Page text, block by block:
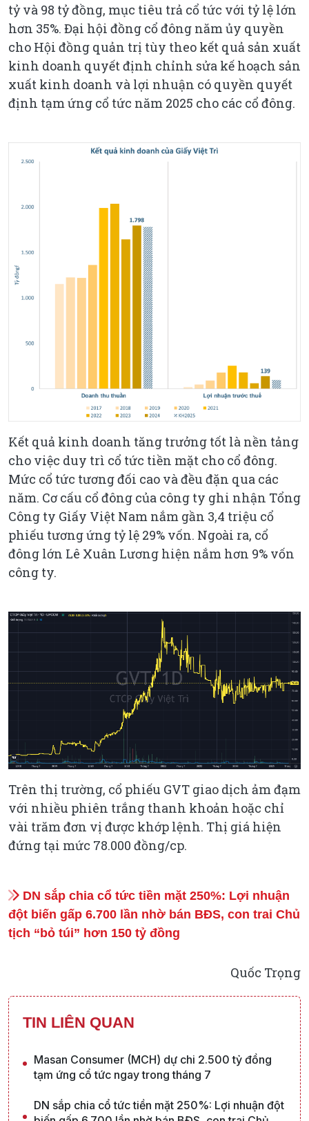
tỷ và 98 tỷ đồng, mục tiêu trả cổ tức với tỷ lệ lớn
hơn 35%. Đại hội đồng cổ đông năm ủy quyền
cho Hội đồng quản trị tùy theo kết quả sản xuất
kinh doanh quyết định chỉnh sửa kế hoạch sản
xuất kinh doanh và lợi nhuận có quyền quyết
định tạm ứng cổ tức năm 2025 cho các cổ đông.
Kết quả kinh doanh tăng trưởng tốt là nền tảng
cho việc duy trì cổ tức tiền mặt cho cổ đông.
Mức cổ tức tương đối cao và đều đặn qua các
năm. Cơ cấu cổ đông của công ty ghi nhận Tổng
Công ty Giấy Việt Nam nắm gần 3,4 triệu cổ
phiếu tương ứng tỷ lệ 29% vốn. Ngoài ra, cổ
đông lớn Lê Xuân Lương hiện nắm hơn 9% vốn
công ty.
Trên thị trường, cổ phiếu GVT giao dịch ảm đạm
với nhiều phiên trắng thanh khoản hoặc chỉ
vài trăm đơn vị được khớp lệnh. Thị giá hiện
đứng tại mức 78.000 đồng/cp.
DN sắp chia cổ tức tiền mặt 250%: Lợi nhuận
đột biến gấp 6.700 lần nhờ bán BĐS, con trai Chủ
tịch “bỏ túi” hơn 150 tỷ đồng
Quốc Trọng
TIN LIÊN QUAN
Masan Consumer (MCH) dự chi 2.500 tỷ đồng
tạm ứng cổ tức ngay trong tháng 7
DN sắp chia cổ tức tiền mặt 250%: Lợi nhuận đột